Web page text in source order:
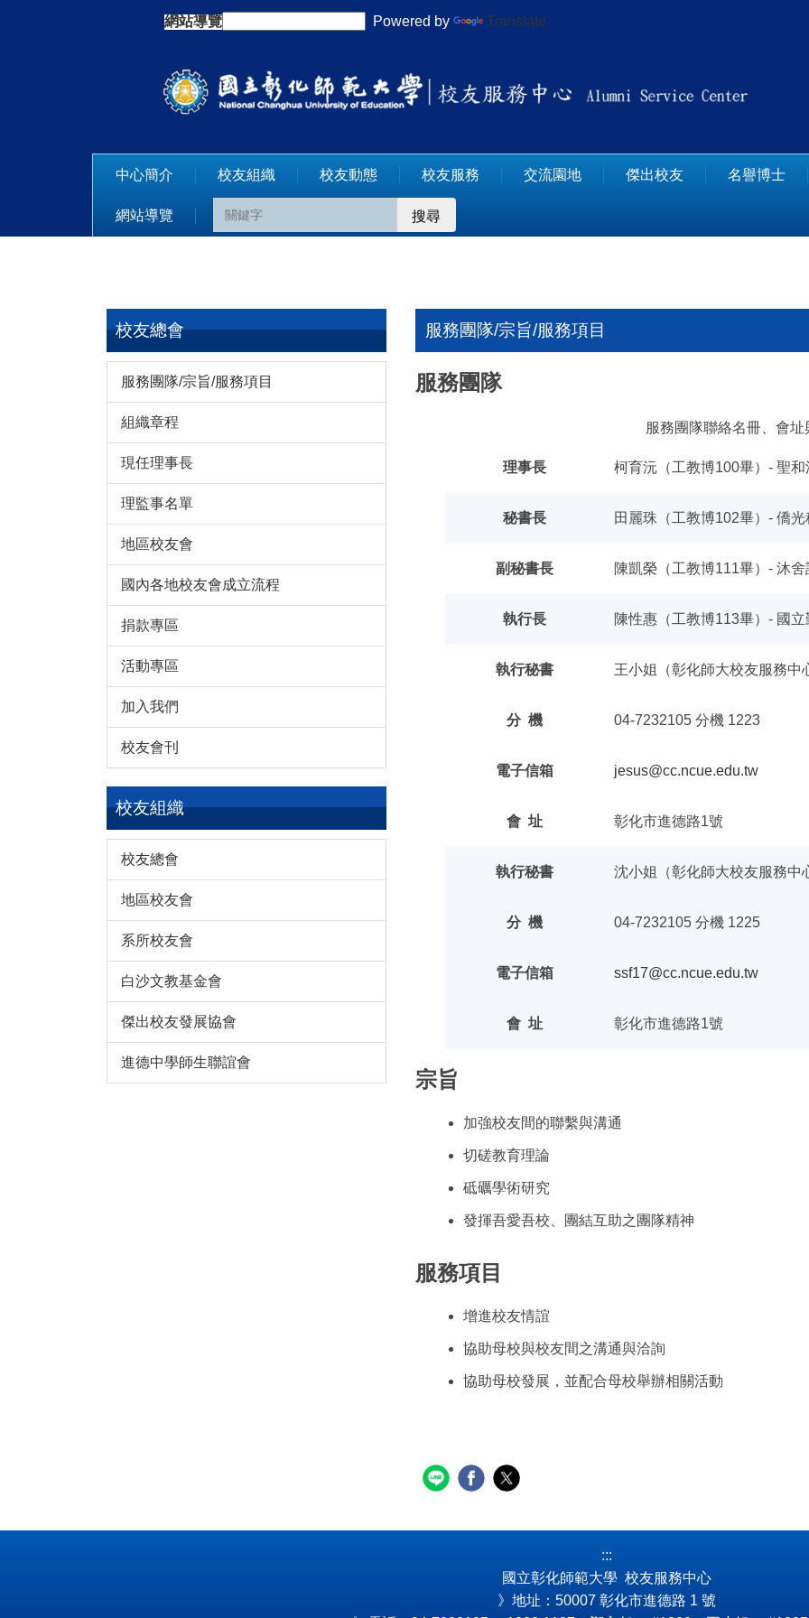
網站導覽 Powered by Translate
中心簡介 校友組織 校友動態 校友服務 交流園地 傑出校友 名譽博士
網站導覽 搜尋
校友總會
服務團隊/宗旨/服務項目
組織章程
現任理事長
理監事名單
地區校友會
國內各地校友會成立流程
捐款專區
活動專區
加入我們
校友會刊
校友組織
校友總會
地區校友會
系所校友會
白沙文教基金會
傑出校友發展協會
進德中學師生聯誼會
服務團隊/宗旨/服務項目
服務團隊
服務團隊聯絡名冊、會
理事長 柯育沅（工教博100畢）- 聖
秘書長 田麗珠（工教博102畢）- 僑
副秘書長 陳凱榮（工教博111畢）- 沐
執行長 陳性惠（工教博113畢）- 國
執行秘書 王小姐（彰化師大校友服務中
分 機 04-7232105 分機 1223
電子信箱 jesus@cc.ncue.edu.tw
會 址 彰化市進德路1號
執行秘書 沈小姐（彰化師大校友服務中
分 機 04-7232105 分機 1225
電子信箱 ssf17@cc.ncue.edu.tw
會 址 彰化市進德路1號
宗旨
加強校友間的聯繫與溝通
切磋教育理論
​砥礪學術研究
發揮吾愛吾校、團結互助之團隊精神
服務項目
增進校友情誼
協助母校與校友間之溝通與洽詢
協助母校發展，並配合母校舉辦相關活動
:::
國立彰化師範大學 校友服務中心
》地址：50007 彰化市進德路 1 號